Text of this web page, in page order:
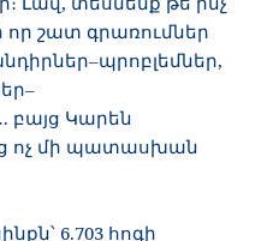
որ շատ գրառումներ
բայց Կարեն
ոչ մի պատասխան
6.703 հոգի